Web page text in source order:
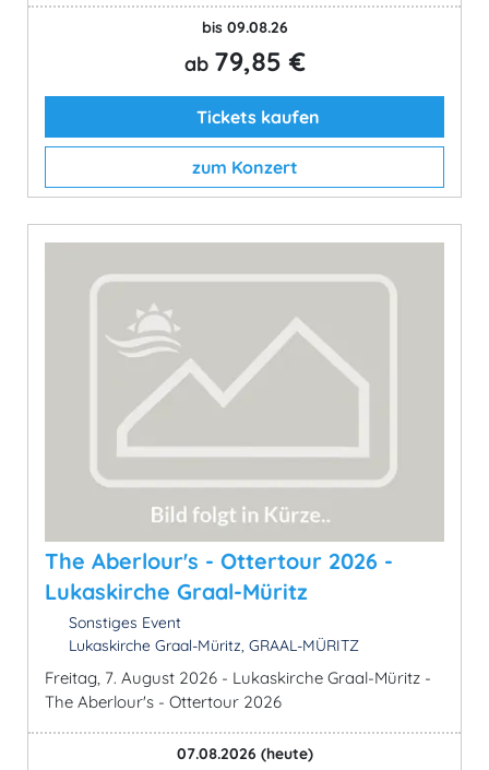
bis 09.08.26
ab 79,85 €
Tickets kaufen
zum Konzert
The Aberlour's - Ottertour 2026 -
Lukaskirche Graal-Müritz
Sonstiges Event
Lukaskirche Graal-Müritz, GRAAL-MÜRITZ
Freitag, 7. August 2026 - Lukaskirche Graal-Müritz -
The Aberlour's - Ottertour 2026
07.08.2026 (heute)